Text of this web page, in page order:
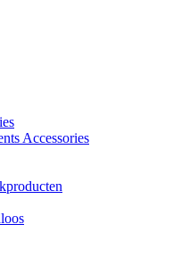
Accessories